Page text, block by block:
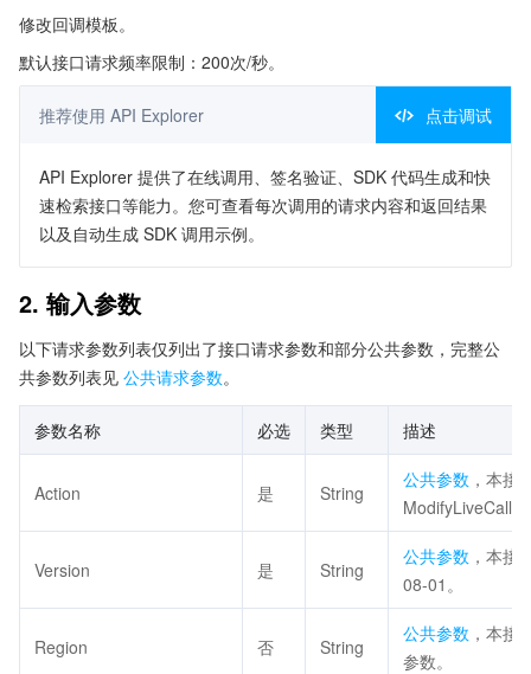
修改回调模板。
默认接口请求频率限制：200次/秒。
推荐使用 API Explorer 点击调试
API Explorer 提供了在线调用、签名验证、SDK 代码生成和快
速检索接口等能力。您可查看每次调用的请求内容和返回结果
以及自动生成 SDK 调用示例。
2. 输入参数
以下请求参数列表仅列出了接口请求参数和部分公共参数，完整公
共参数列表见 公共请求参数。
参数名称 必选 类型 描述
Action 是 String
公共参数 ，本接
Version 是 String
公共参数 ，本接
08-01。
Region 否 String
公共参数 ，本接
参数。